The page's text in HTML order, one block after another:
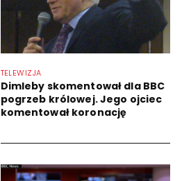
TELEWIZJA
Dimleby skomentował dla BBC
pogrzeb królowej. Jego ojciec
komentował koronację